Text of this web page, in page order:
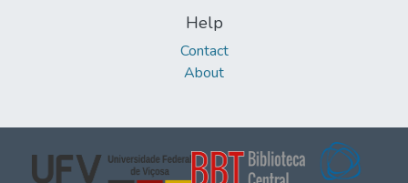
Help
Contact
About